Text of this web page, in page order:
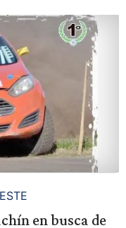
en busca de